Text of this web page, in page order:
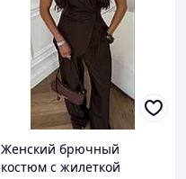
Женский брючный
костюм с жилеткой